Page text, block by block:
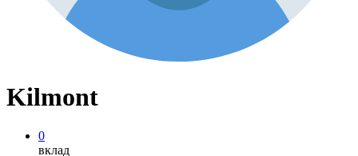
Kilmont
0
вклад